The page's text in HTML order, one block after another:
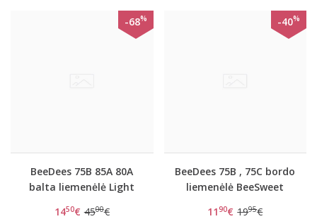
-68%
BeeDees 75B 85A 80A
balta liemenėlė Light
1450€ 4500€
-40%
BeeDees 75B , 75C bordo
liemenėlė BeeSweet
1190€ 1995€